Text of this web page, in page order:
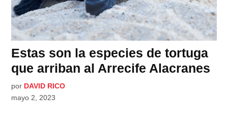
Estas son la especies de tortuga
que arriban al Arrecife Alacranes
por DAVID RICO
mayo 2, 2023